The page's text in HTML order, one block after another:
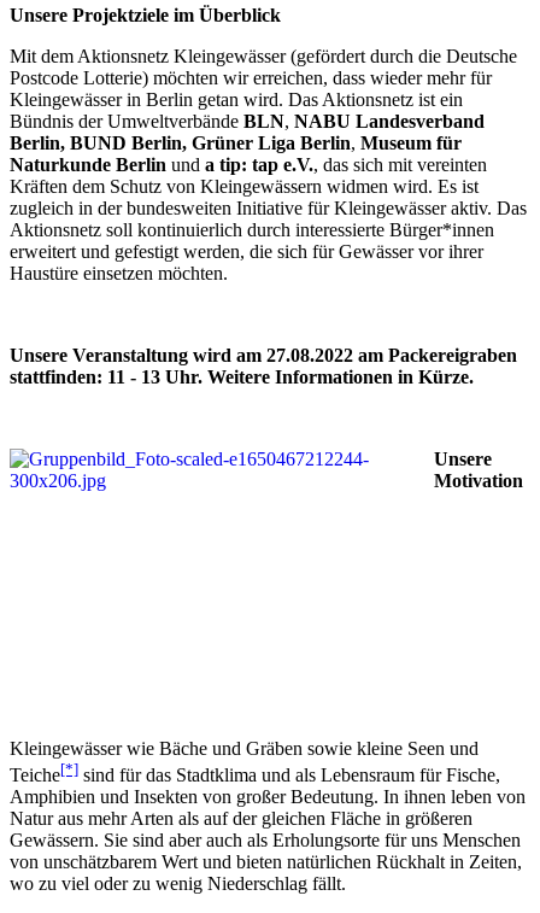
Unsere Projektziele im Überblick
Mit dem Aktionsnetz Kleingewässer (gefördert durch die Deutsche
Postcode Lotterie) möchten wir erreichen, dass wieder mehr für
Kleingewässer in Berlin getan wird. Das Aktionsnetz ist ein
Bündnis der Umweltverbände BLN, NABU Landesverband
Berlin, BUND Berlin, Grüner Liga Berlin, Museum für
Naturkunde Berlin und a tip: tap e.V., das sich mit vereinten
Kräften dem Schutz von Kleingewässern widmen wird. Es ist
zugleich in der bundesweiten Initiative für Kleingewässer aktiv. Das
Aktionsnetz soll kontinuierlich durch interessierte Bürger*innen
erweitert und gefestigt werden, die sich für Gewässer vor ihrer
Haustüre einsetzen möchten.
Unsere Veranstaltung wird am 27.08.2022 am Packereigraben
stattfinden: 11 - 13 Uhr. Weitere Informationen in Kürze.
Unsere
Motivation
Kleingewässer wie Bäche und Gräben sowie kleine Seen und
Teiche[*] sind für das Stadtklima und als Lebensraum für Fische,
Amphibien und Insekten von großer Bedeutung. In ihnen leben von
Natur aus mehr Arten als auf der gleichen Fläche in größeren
Gewässern. Sie sind aber auch als Erholungsorte für uns Menschen
von unschätzbarem Wert und bieten natürlichen Rückhalt in Zeiten,
wo zu viel oder zu wenig Niederschlag fällt.